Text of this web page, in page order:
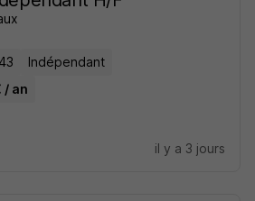
Indépendant
/ an
il y a 3 jours